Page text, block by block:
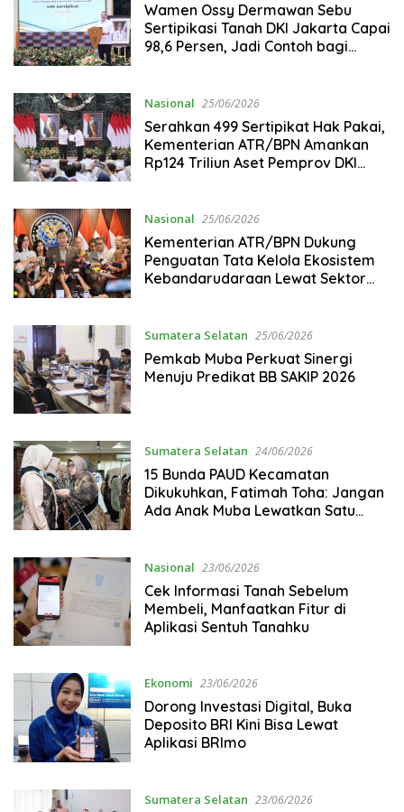
Wamen Ossy Dermawan Sebu
Sertipikasi Tanah DKI Jakarta Capai
98,6 Persen, Jadi Contoh bagi
Nasional 25/06/2026
Serahkan 499 Sertipikat Hak Pakai,
Kementerian ATR/BPN Amankan
Rp124 Triliun Aset Pemprov DKI
Nasional 25/06/2026
Kementerian ATR/BPN Dukung
Penguatan Tata Kelola Ekosistem
Kebandarudaraan Lewat Sektor
Sumatera Selatan 25/06/2026
Pemkab Muba Perkuat Sinergi
Menuju Predikat BB SAKIP 2026
Sumatera Selatan 24/06/2026
15 Bunda PAUD Kecamatan
Dikukuhkan, Fatimah Toha: Jangan
Ada Anak Muba Lewatkan Satu
Nasional 23/06/2026
Cek Informasi Tanah Sebelum
Membeli, Manfaatkan Fitur di
Aplikasi Sentuh Tanahku
Ekonomi 23/06/2026
Dorong Investasi Digital, Buka
Deposito BRI Kini Bisa Lewat
Aplikasi BRImo
Sumatera Selatan 23/06/2026